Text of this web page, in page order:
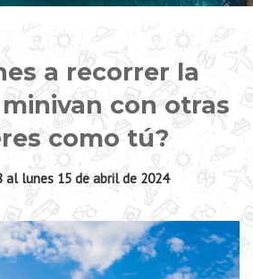
a recorrer la
con otras
como tú?
al lunes 15 de abril de 2024